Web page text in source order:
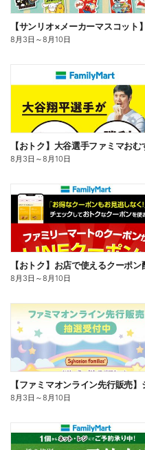
8月3日 ～8月10日
8月3日 ～8月10日
8月3日 ～8月10日
8月3日 ～8月10日